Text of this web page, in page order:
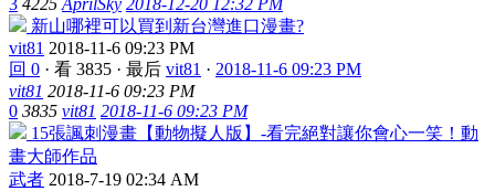
新山哪裡可以買到新台灣進口漫畫?
vit81 2018-11-6 09:23 PM
回 0 · 看 3835 · 最后 vit81 · 2018-11-6 09:23 PM
vit81 2018-11-6 09:23 PM
0 3835 vit81 2018-11-6 09:23 PM
15張諷刺漫畫【動物擬人版】-看完絕對讓你會心一笑！動
畫大師作品
武者 2018-7-19 02:34 AM